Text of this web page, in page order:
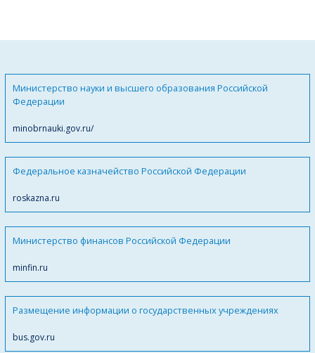
Министерство науки и высшего образования Российской
Федерации
minobrnauki.gov.ru/
Федеральное казначейство Российской Федерации
roskazna.ru
Министерство финансов Российской Федерации
minfin.ru
Размещение информации о государственных учреждениях
bus.gov.ru